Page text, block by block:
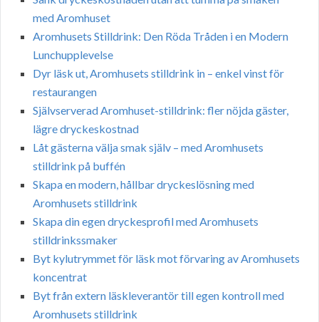
med Aromhuset
Aromhusets Stilldrink: Den Röda Tråden i en Modern
Lunchupplevelse
Dyr läsk ut, Aromhusets stilldrink in – enkel vinst för
restaurangen
Självserverad Aromhuset-stilldrink: fler nöjda gäster,
lägre dryckeskostnad
Låt gästerna välja smak själv – med Aromhusets
stilldrink på buffén
Skapa en modern, hållbar dryckeslösning med
Aromhusets stilldrink
Skapa din egen dryckesprofil med Aromhusets
stilldrinkssmaker
Byt kylutrymmet för läsk mot förvaring av Aromhusets
koncentrat
Byt från extern läskleverantör till egen kontroll med
Aromhusets stilldrink